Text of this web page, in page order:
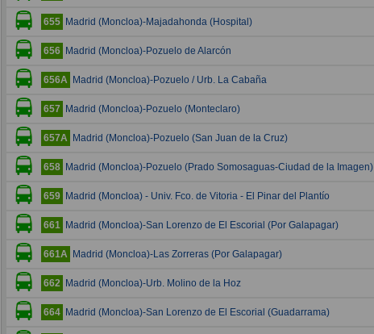
655 Madrid (Moncloa)-Majadahonda (Hospital)
656 Madrid (Moncloa)-Pozuelo de Alarcón
656A Madrid (Moncloa)-Pozuelo / Urb. La Cabaña
657 Madrid (Moncloa)-Pozuelo (Monteclaro)
657A Madrid (Moncloa)-Pozuelo (San Juan de la Cruz)
658 Madrid (Moncloa)-Pozuelo (Prado Somosaguas-Ciudad de la Imagen)
659 Madrid (Moncloa) - Univ. Fco. de Vitoria - El Pinar del Plantío
661 Madrid (Moncloa)-San Lorenzo de El Escorial (Por Galapagar)
661A Madrid (Moncloa)-Las Zorreras (Por Galapagar)
662 Madrid (Moncloa)-Urb. Molino de la Hoz
664 Madrid (Moncloa)-San Lorenzo de El Escorial (Guadarrama)